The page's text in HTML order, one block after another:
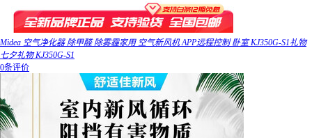
Midea 空气净化器 除甲醛 除雾霾家用 空气新风机 APP远程控制 卧室 KJ350G-S1礼物
七夕礼物 KJ350G-S1
0条评价